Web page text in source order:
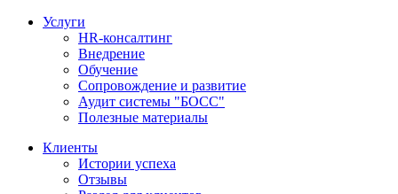
Услуги
HR-консалтинг
Внедрение
Обучение
Сопровождение и развитие
Аудит системы "БОСС"
Полезные материалы
Клиенты
Истории успеха
Отзывы